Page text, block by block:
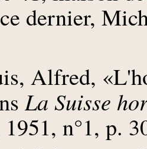
dernier,
Alfred,
La Suisse
n°1, p.